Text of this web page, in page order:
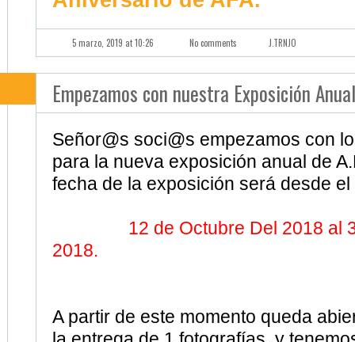
Empezamos con nuestra Exposición
Señor@s soci@s empezamos con
para la nueva exposición anual de
fecha de la exposición será desde el
12 de Octubre Del 2018 al
2018.
A partir de este momento queda
la entrega de 1 fotografías, y
Domingo 9 de